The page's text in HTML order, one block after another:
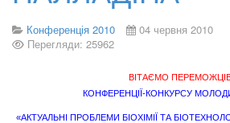
Конференція 2010
04 червня 2010
Перегляди: 25962
ВІТАЄМО
КОНФЕРЕНЦІЇ-КОНКУРСУ
«АКТУАЛЬНІ ПРОБЛЕМИ БІОХІМІЇ ТА